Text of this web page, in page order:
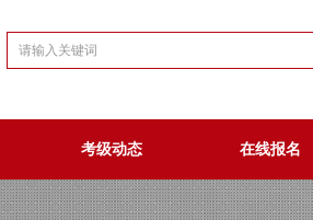
考级动态 在线报名